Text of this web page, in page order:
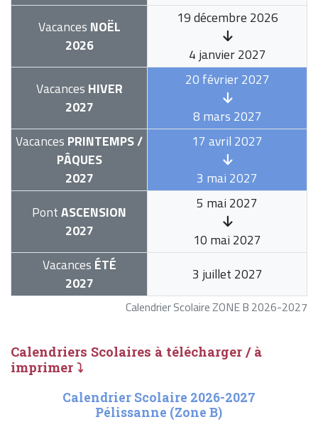
Calendrier Scolaire ZONE B 2026-2027
Vacances NOËL
2026
19 décembre 2026
4 janvier 2027
Vacances HIVER
2027
20 février 2027
8 mars 2027
Vacances PRINTEMPS /
PÂQUES
2027
17 avril 2027
3 mai 2027
PontASCENSION
2027
5 mai 2027
10 mai 2027
Vacances ÉTÉ
2027
3 juillet 2027
Calendriers Scolaires à télécharger / à
imprimer ⤵
Calendrier Scolaire 2026-2027
Pélissanne (Zone B)